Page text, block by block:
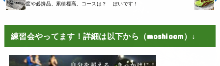
度や必携品、累積標高、コースは？
ぽいです！
練習会やってます！詳細は以下から（moshicom）↓